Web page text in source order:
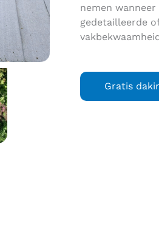
nemen
gedetailleerde
Gratis